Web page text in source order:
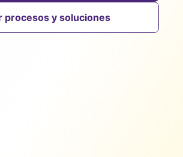
procesos y soluciones